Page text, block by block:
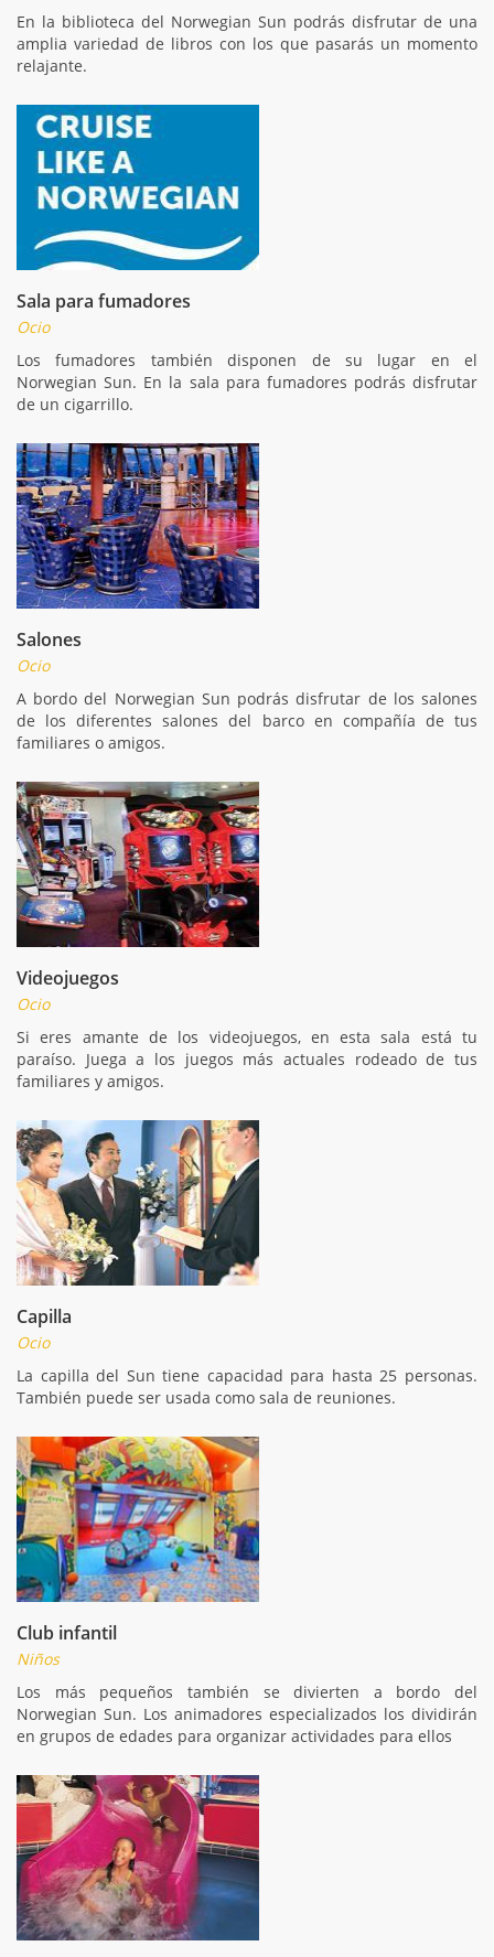
En la biblioteca del Norwegian Sun podrás disfrutar de una
amplia variedad de libros con los que pasarás un momento
relajante.
Sala para fumadores
Ocio
Los fumadores también disponen de su lugar en el
Norwegian Sun. En la sala para fumadores podrás disfrutar
de un cigarrillo.
Salones
Ocio
A bordo del Norwegian Sun podrás disfrutar de los salones
de los diferentes salones del barco en compañía de tus
familiares o amigos.
Videojuegos
Ocio
Si eres amante de los videojuegos, en esta sala está tu
paraíso. Juega a los juegos más actuales rodeado de tus
familiares y amigos.
Capilla
Ocio
La capilla del Sun tiene capacidad para hasta 25 personas.
También puede ser usada como sala de reuniones.
Club infantil
Niños
Los más pequeños también se divierten a bordo del
Norwegian Sun. Los animadores especializados los dividirán
en grupos de edades para organizar actividades para ellos